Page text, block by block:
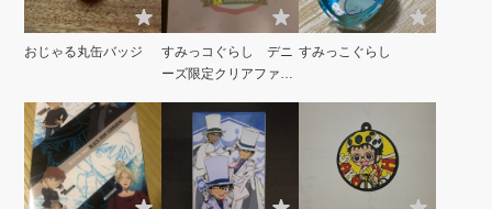
おじゃる丸缶バッジ
すみっコぐらし デニ
ーズ限定クリアファイ
すみっこぐらし